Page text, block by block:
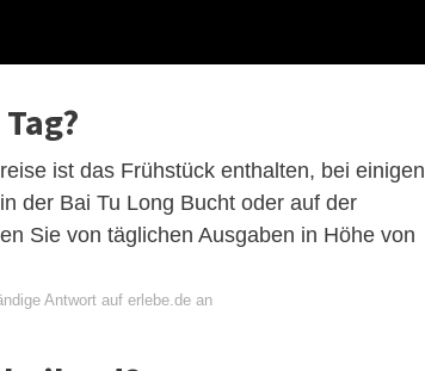
ist das Frühstück enthalten, bei einigen
der Bai Tu Long Bucht oder auf der
Sie von täglichen Ausgaben in Höhe von
Antwort auf erlebe.de an